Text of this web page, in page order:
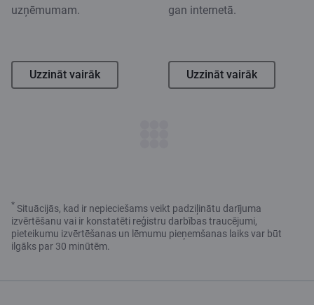
uzņēmumam.
Uzzināt vairāk
gan internetā.
Uzzināt vairāk
* Situācijās, kad ir nepieciešams veikt padziļinātu darījuma
izvērtēšanu vai ir konstatēti reģistru darbības traucējumi,
pieteikumu izvērtēšanas un lēmumu pieņemšanas laiks var būt
ilgāks par 30 minūtēm.